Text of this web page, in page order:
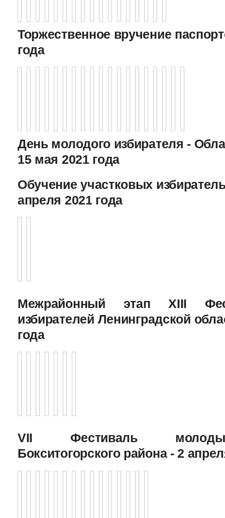
Торжественное вручение
года
День молодого избирателя -
15 мая 2021 года
Обучение участковых
апреля 2021 года
Межрайонный этап XIII
избирателей Ленинградской
года
VII Фестиваль
Бокситогорского района - 2